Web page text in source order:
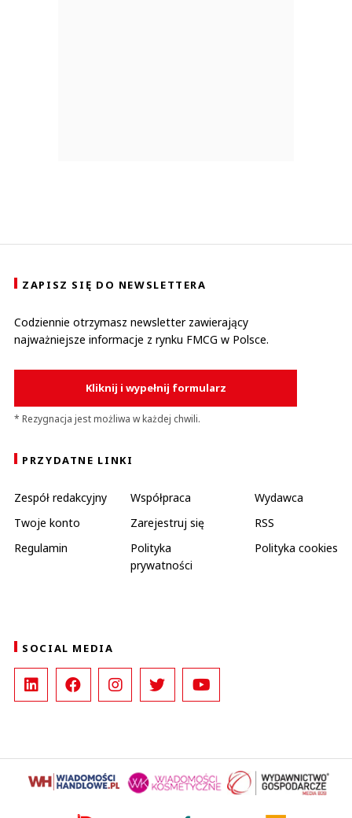
ZAPISZ SIĘ DO NEWSLETTERA
Codziennie otrzymasz newsletter zawierający
najważniejsze informacje z rynku FMCG w Polsce.
Kliknij i wypełnij formularz
* Rezygnacja jest możliwa w każdej chwili.
PRZYDATNE LINKI
Zespół redakcyjny Współpraca
Wydawca
Twoje konto
Zarejestruj się
RSS
Regulamin
Polityka
prywatności
Polityka cookies
SOCIAL MEDIA